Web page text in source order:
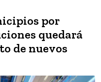
por
quedará
de nuevos